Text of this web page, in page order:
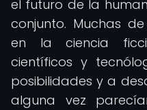
el futuro de la
conjunto. Muchas
en la ciencia
científicos y
posibilidades y a
alguna vez